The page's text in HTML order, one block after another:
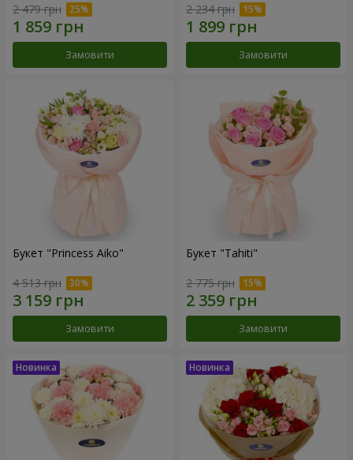
2 479 грн
Замовити
2 234 грн
Замовити
Букет "Princess Aiko"
4 513 грн
Замовити
Букет "Tahiti"
2 775 грн
Замовити